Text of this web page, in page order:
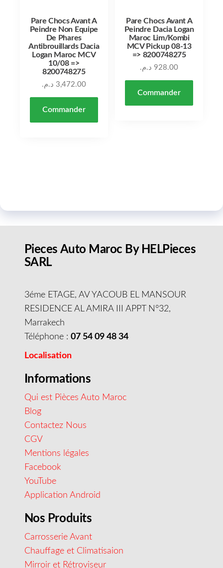
Pare Chocs Avant A
Peindre Non Equipe
De Phares
Antibrouillards Dacia
Logan Maroc MCV
10/08 =>
8200748275
3,472.00 د.م.
Commander
Pare Chocs Avant A
Peindre Dacia Logan
Maroc Lim/Kombi
MCV Pickup 08-13
=> 8200748275
928.00 د.م.
Commander
Pieces Auto Maroc By HELPieces
SARL
3éme ETAGE, AV YACOUB EL MANSOUR
RESIDENCE AL AMIRA III APPT N°32,
Marrakech
Téléphone : 07 54 09 48 34
Localisation
Informations
Qui est Pièces Auto Maroc
Blog
Contactez Nous
CGV
Mentions légales
Facebook
YouTube
Application Android
Nos Produits
Carrosserie Avant
Chauffage et Climatisaion
Mirroir et Rétroviseur